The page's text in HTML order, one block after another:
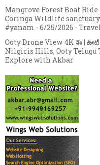
Mangrove Forest Boat
Coringa Wildlife sanctuary
#yanam - 6/25/2026 -
Ooty Drone View 4K 🚁 |
Nilgiris Hills, Ooty Telugu
Explore with Akbar